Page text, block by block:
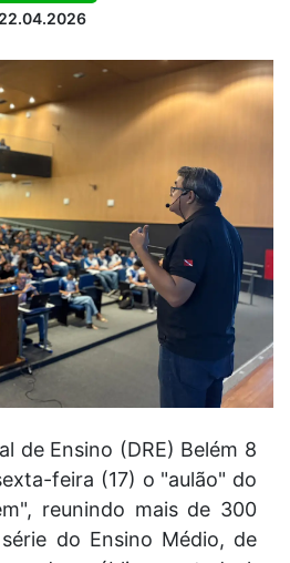
22.04.2026
de Ensino (DRE) Belém 8
feira (17) o "aulão" do
reunindo mais de 300
do Ensino Médio, de